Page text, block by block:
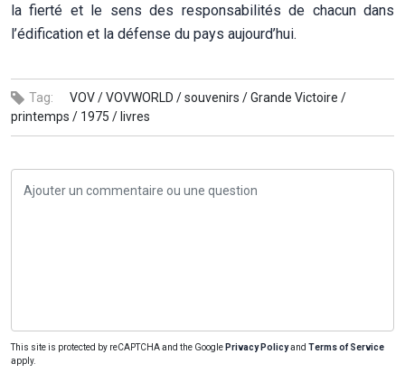
la fierté et le sens des responsabilités de chacun dans
l’édification et la défense du pays aujourd’hui.
Tag: VOV /VOVWORLD /souvenirs /Grande Victoire /
printemps / 1975 / livres
This site is protected by reCAPTCHA and the Google Privacy Policyand Terms of Service
apply.